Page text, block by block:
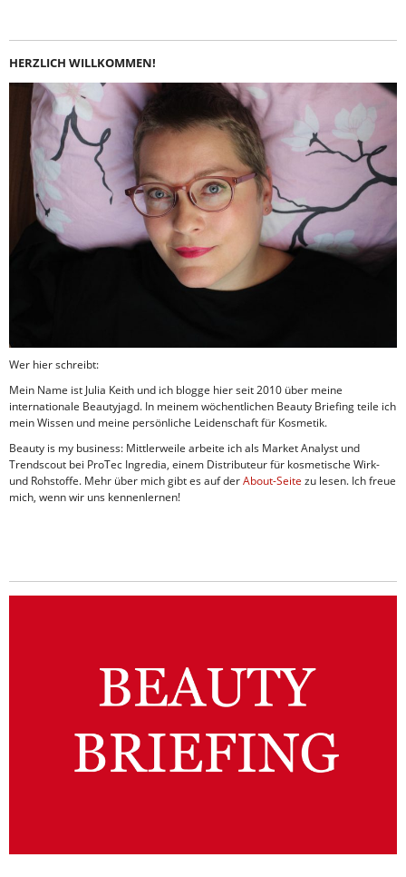
HERZLICH WILLKOMMEN!
Wer hier schreibt:
Mein Name ist Julia Keith und ich blogge hier seit 2010 über meine
internationale Beautyjagd. In meinem wöchentlichen Beauty Briefing teile ich
mein Wissen und meine persönliche Leidenschaft für Kosmetik.
Beauty is my business: Mittlerweile arbeite ich als Market Analyst und
Trendscout bei ProTec Ingredia, einem Distributeur für kosmetische Wirk-
und Rohstoffe. Mehr über mich gibt es auf derAbout-Seite zu lesen. Ich freue
mich, wenn wir uns kennenlernen!